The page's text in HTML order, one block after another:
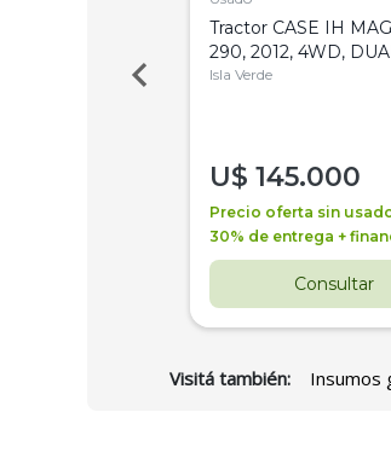
Tractor CASE IH
290, 2012, 4WD,
Isla Verde
U$ 145.000
Precio oferta sin
30% de entrega +
Consultar
Visitá también: Insumos